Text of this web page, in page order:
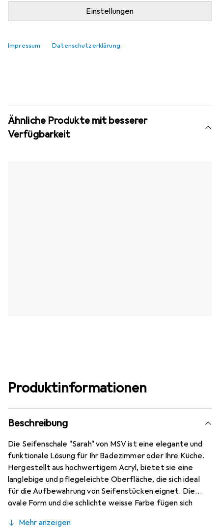
Einstellungen
Impressum Datenschutzerklärung
In den Warenkorb
Ähnliche Produkte mit besserer
Verfügbarkeit
Produktinformationen
Beschreibung
Die Seifenschale "Sarah" von MSV ist eine elegante und
funktionale Lösung für Ihr Badezimmer oder Ihre Küche.
Hergestellt aus hochwertigem Acryl, bietet sie eine
langlebige und pflegeleichte Oberfläche, die sich ideal
für die Aufbewahrung von Seifenstücken eignet. Die
ovale Form und die schlichte weisse Farbe fügen sich
sorgen für eine ansprechende Präsentation Ihrer Seife.
Mehr anzeigen